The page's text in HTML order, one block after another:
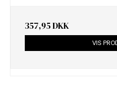
357,95 DKK
VIS